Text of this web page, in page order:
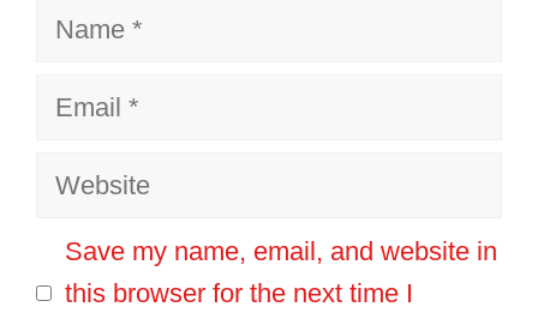
Name
Email
Website
Save my name, email, and website in
this browser for the next time I